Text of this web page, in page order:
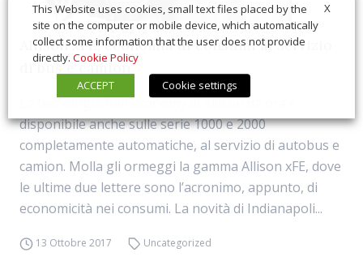
Allison xFE, economia di consumi al servizio
di bus e camion
La tecnologia fuel economy di Allison da ora è
disponibile anche sulle serie 1000 e 2000
completamente automatiche, al servizio di autobus e
camion. Molla gli ormeggi la gamma Allison xFE, dove
le ultime due lettere sono l’acronimo, appunto, di
economicità nei consumi. La novità di Indianapoli...
13 Ottobre 2017 Uncategorized
X
This Website uses cookies, small text files placed by the
site on the computer or mobile device, which automatically
collect some information that the user does not provide
directly. Cookie Policy
ACCEPT
Cookie settings